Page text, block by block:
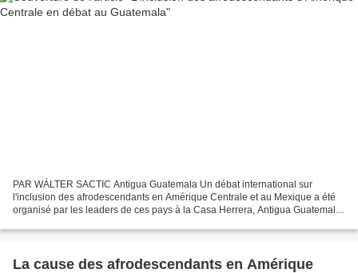
PAR WÁLTER SACTIC Antigua Guatemala Un débat international sur
l'inclusion des afrodescendants en Amérique Centrale et au Mexique a été
organisé par les leaders de ces pays à la Casa Herrera, Antigua Guatemala,
La cause des afrodescendants en Amérique